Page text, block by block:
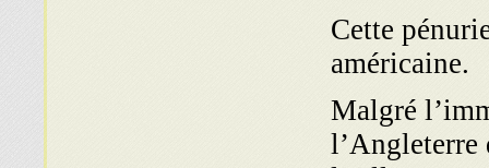
Cette
américaine.
Malgré
l’Angleterre